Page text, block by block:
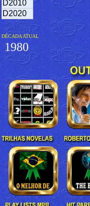
D2010
D2020
DÉCADA ATUAL
1980